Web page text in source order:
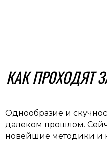
Однообразие и
далеком прошлом.
новейшие методики и
КАК ПРОХОДЯТ